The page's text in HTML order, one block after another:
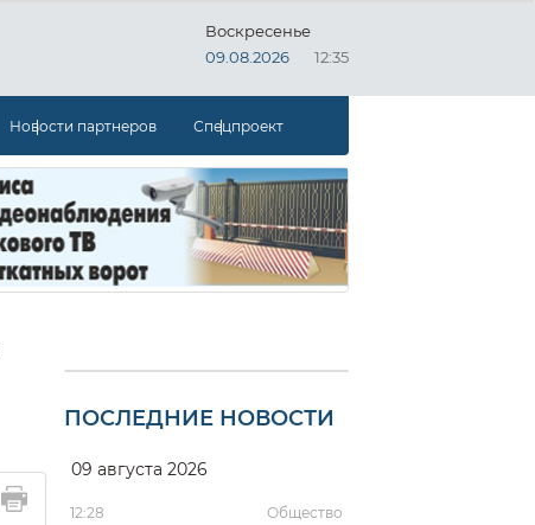
Воскресенье
09.08.2026
12:35
Новости партнеров Спецпроект
ПОСЛЕДНИЕ НОВОСТИ
09 августа 2026
12:28 Общество